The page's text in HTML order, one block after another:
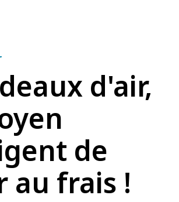
d'air,
de
au frais !